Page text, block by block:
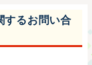
するお問い合